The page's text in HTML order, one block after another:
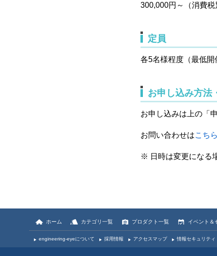
300,000円～（消費
定員
各5名様程度（最低開
お申し込み方法
お申し込みは上の「
お問い合わせはこち
※ 日時は変更になる
ホーム カテゴリ一覧 プロダクト一覧 イベント＆
engineering-eyeについて 採用情報 アクセスマップ 情報セキュリテ